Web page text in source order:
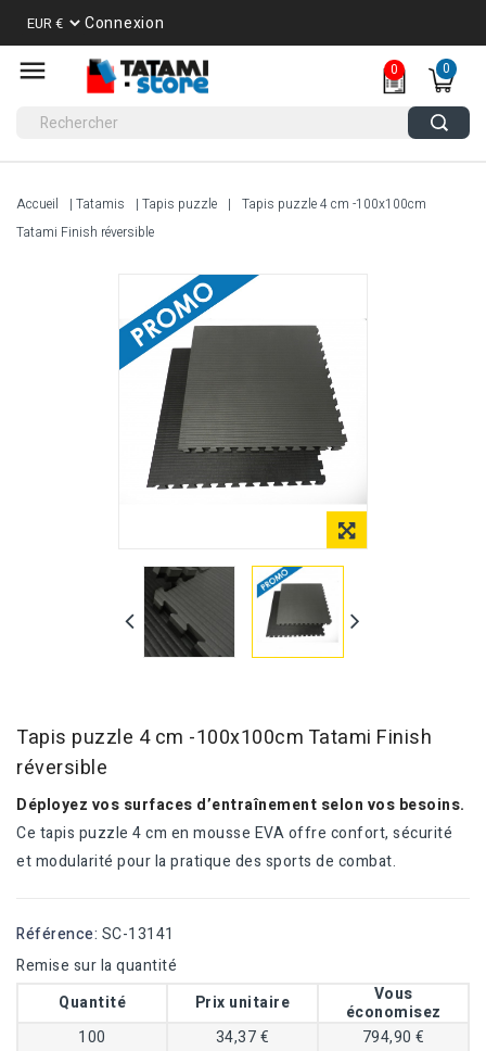
Connexion
0
0
Accueil Tatamis Tapis puzzle
Tapis puzzle 4 cm -100x100cm
Tatami Finish réversible
Tapis puzzle 4 cm -100x100cm Tatami Finish
réversible
Déployez vos surfaces d’entraînement selon vos besoins.
Ce tapis puzzle 4 cm en mousse EVA offre confort, sécurité
et modularité pour la pratique des sports de combat.
Référence: SC-13141
Remise sur la quantité
Quantité
Prix unitaire
Vous
économisez
100
34,37 €
794,90 €